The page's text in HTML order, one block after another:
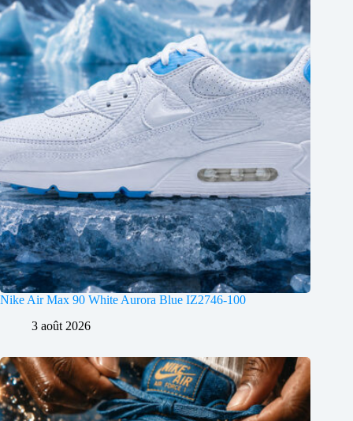
Nike Air Max 90 White Aurora Blue IZ2746-100
3 août 2026